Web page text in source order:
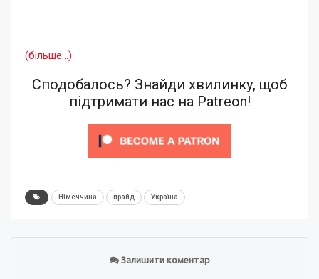
(більше…)
Сподобалось? Знайди хвилинку, щоб
підтримати нас на Patreon!
Німеччина прайд Україна
Залишити коментар